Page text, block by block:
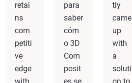
retai
ns
com
petiti
ve
edge
para
saber
cóm
o 3D
Com
posit
tly
came
up
with
a
soluti